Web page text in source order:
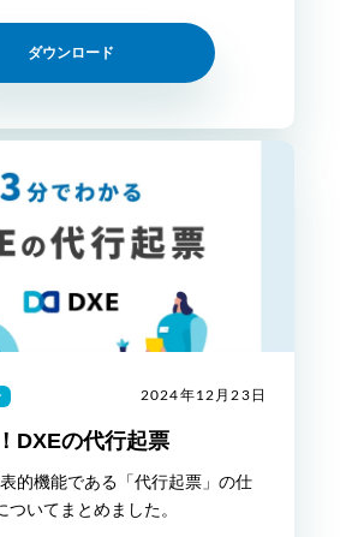
ダウンロード
2024年12月23日
DXEの代行起票
的機能である「代行起票」の仕
いてまとめました。